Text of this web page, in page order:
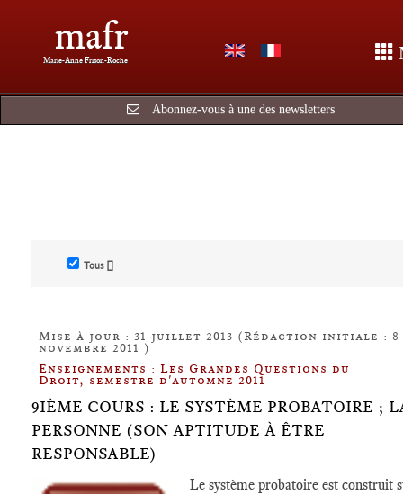
mafr
Marie-Anne Frison-Roche
Abonnez-vous à une des newsletters
Tous []
Mise à jour : 31 juillet 2013 (Rédaction initiale : 8
novembre 2011 )
Enseignements : Les Grandes Questions du
Droit, semestre d'automne 2011
9IÈME COURS : LE SYSTÈME PROBATOIRE ;
PERSONNE (SON APTITUDE À ÊTRE
RESPONSABLE)
Le système probatoire est construit